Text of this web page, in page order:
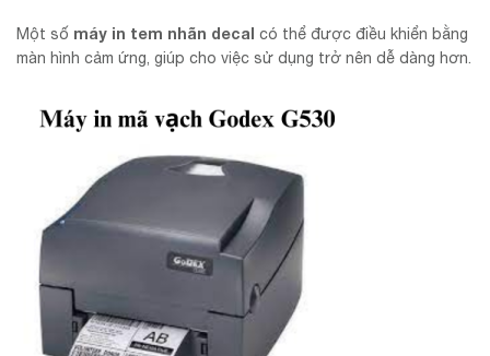
Một số máy in tem nhãn decal có thể được điều khiển bằng
màn hình cảm ứng, giúp cho việc sử dụng trở nên dễ dàng hơn.